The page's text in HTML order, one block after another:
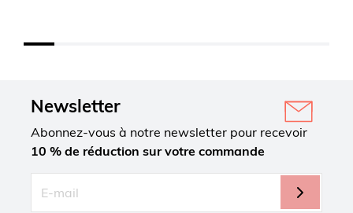
Newsletter
Abonnez-vous à notre newsletter pour recevoir
10 % de réduction sur votre commande